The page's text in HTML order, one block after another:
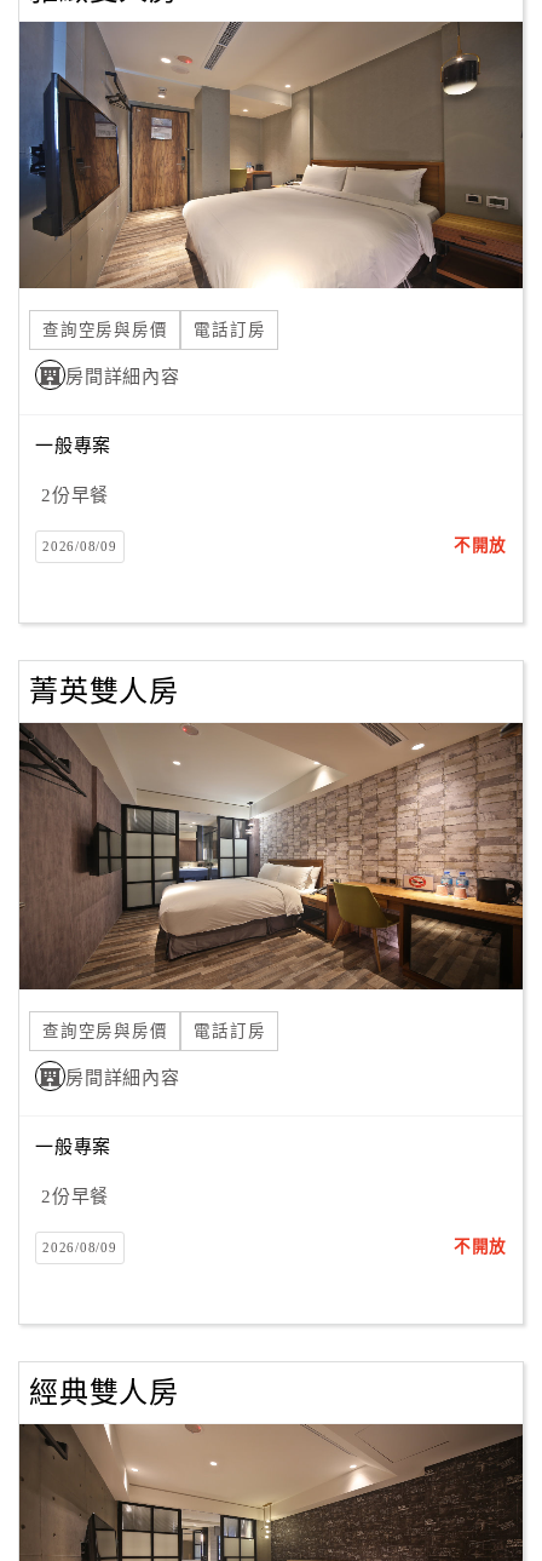
客
度
訂
單
管
會
員
服
Line
線
上
查
詢
訂
Q&A
國
旅
訂
房
請
查詢空房與房價 電話訂房
房間詳細內容
一般專案
2份早餐
2026/08/09 不開放
菁英雙人房
查詢空房與房價 電話訂房
房間詳細內容
一般專案
2份早餐
2026/08/09 不開放
經典雙人房